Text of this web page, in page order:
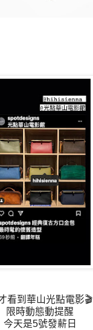
看到華山光點電影🎬
限時動態動提醒
今天是5號發薪日